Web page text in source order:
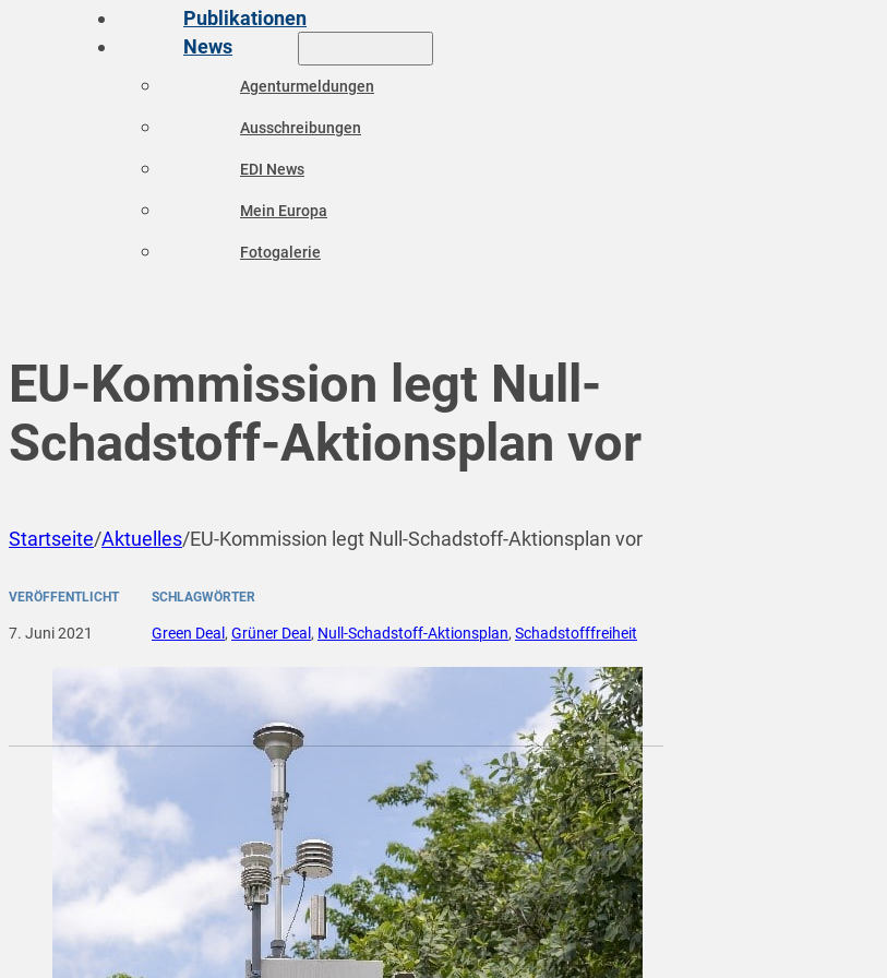
Publikationen
News
Agenturmeldungen
Ausschreibungen
EDI News
Mein Europa
Fotogalerie
EU-Kommission legt Null-
Schadstoff-Aktionsplan vor
Startseite/Aktuelles/EU-Kommission legt Null-Schadstoff-Aktionsplan vor
VERÖFFENTLICHT
7. Juni 2021
SCHLAGWÖRTER
Green Deal , Grüner Deal , Null-Schadstoff-Aktionsplan, Schadstofffreiheit